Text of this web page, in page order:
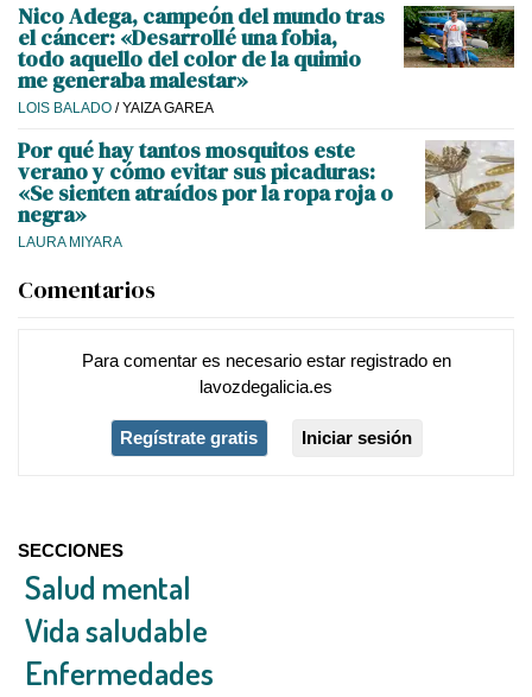
Nico Adega, campeón del mundo tras
el cáncer: «Desarrollé una fobia,
todo aquello del color de la quimio
me generaba malestar»
LOIS BALADO /YAIZA GAREA
Por qué hay tantos mosquitos este
verano y cómo evitar sus picaduras:
«Se sienten atraídos por la ropa roja o
negra»
LAURA MIYARA
Comentarios
Para comentar es necesario estar registradoen
lavozdegalicia.es
Regístrate gratis Iniciar sesión
SECCIONES
Salud mental
Vida saludable
Enfermedades